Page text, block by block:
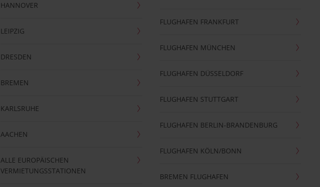
HANNOVER
LEIPZIG
DRESDEN
BREMEN
KARLSRUHE
AACHEN
ALLE EUROPÄISCHEN
VERMIETUNGSSTATIONEN
FLUGHAFEN FRANKFURT
FLUGHAFEN MÜNCHEN
FLUGHAFEN DÜSSELDORF
FLUGHAFEN STUTTGART
FLUGHAFEN BERLIN-BRANDENBURG
FLUGHAFEN KÖLN/BONN
BREMEN FLUGHAFEN